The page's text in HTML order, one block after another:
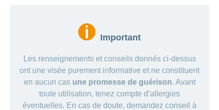
Important
Les renseignements et conseils donnés ci-dessus
ont une visée purement informative et ne constituent
en aucun cas une promesse de guérison. Avant
toute utilisation, tenez compte d’allergies
éventuelles. En cas de doute, demandez conseil à